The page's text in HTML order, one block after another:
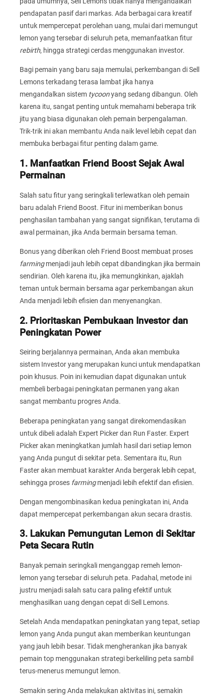
pendapatan pasif dari markas. Ada berbagai cara kreatif
untuk mempercepat perolehan uang, mulai dari memungut
lemon yang tersebar di seluruh peta, memanfaatkan fitur
rebirth, hingga strategi cerdas menggunakan investor.
Bagi pemain yang baru saja memulai, perkembangan di Sell
Lemons terkadang terasa lambat jika hanya
mengandalkan sistem tycoonyang sedang dibangun. Oleh
karena itu, sangat penting untuk memahami beberapa trik
jitu yang biasa digunakan oleh pemain berpengalaman.
Trik-trik ini akan membantu Anda naik level lebih cepat dan
membuka berbagai fitur penting dalam game.
1. Manfaatkan Friend Boost Sejak Awal
Permainan
Salah satu fitur yang seringkali terlewatkan oleh pemain
baru adalah Friend Boost. Fitur ini memberikan bonus
penghasilan tambahan yang sangat signifikan, terutama di
awal permainan, jika Anda bermain bersama teman.
Bonus yang diberikan oleh Friend Boost membuat proses
farmingmenjadi jauh lebih cepat dibandingkan jika bermain
sendirian. Oleh karena itu, jika memungkinkan, ajaklah
teman untuk bermain bersama agar perkembangan akun
Anda menjadi lebih efisien dan menyenangkan.
2. Prioritaskan Pembukaan Investor dan
Peningkatan Power
Seiring berjalannya permainan, Anda akan membuka
sistem Investor yang merupakan kunci untuk mendapatkan
poin khusus. Poin ini kemudian dapat digunakan untuk
membeli berbagai peningkatan permanen yang akan
sangat membantu progres Anda.
Beberapa peningkatan yang sangat direkomendasikan
untuk dibeli adalah Expert Picker dan Run Faster. Expert
Picker akan meningkatkan jumlah hasil dari setiap lemon
yang Anda pungut di sekitar peta. Sementara itu, Run
Faster akan membuat karakter Anda bergerak lebih cepat,
sehingga proses farmingmenjadi lebih efektif dan efisien.
Dengan mengombinasikan kedua peningkatan ini, Anda
dapat mempercepat perkembangan akun secara drastis.
3. Lakukan Pemungutan Lemon di Sekitar
Peta Secara Rutin
Banyak pemain seringkali menganggap remeh lemon-
lemon yang tersebar di seluruh peta. Padahal, metode ini
justru menjadi salah satu cara paling efektif untuk
menghasilkan uang dengan cepat di Sell Lemons.
Setelah Anda mendapatkan peningkatan yang tepat, setiap
lemon yang Anda pungut akan memberikan keuntungan
yang jauh lebih besar. Tidak mengherankan jika banyak
pemain top menggunakan strategi berkeliling peta sambil
terus-menerus memungut lemon.
Semakin sering Anda melakukan aktivitas ini, semakin